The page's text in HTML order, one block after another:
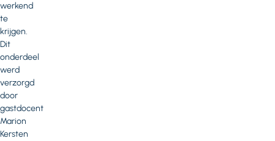
werkend
te
krijgen.
Dit
onderdeel
werd
verzorgd
door
gastdocent
Marion
Kersten